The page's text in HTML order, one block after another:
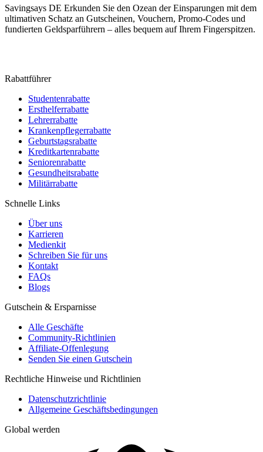
Savingsays DE Erkunden Sie den Ozean der Einsparungen mit dem
ultimativen Schatz an Gutscheinen, Vouchern, Promo-Codes und
fundierten Geldsparführern – alles bequem auf Ihrem Fingerspitzen.
Rabattführer
Studentenrabatte
Ersthelferrabatte
Lehrerrabatte
Krankenpflegerrabatte
Geburtstagsrabatte
Kreditkartenrabatte
Seniorenrabatte
Gesundheitsrabatte
Militärrabatte
Schnelle Links
Über uns
Karrieren
Medienkit
Schreiben Sie für uns
Kontakt
FAQs
Blogs
Gutschein & Ersparnisse
Alle Geschäfte
Community-Richtlinien
Affiliate-Offenlegung
Senden Sie einen Gutschein
Rechtliche Hinweise und Richtlinien
Datenschutzrichtlinie
Allgemeine Geschäftsbedingungen
Global werden